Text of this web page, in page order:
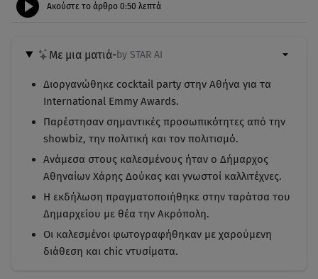
Ακούστε το άρθρο 0:50 λεπτά
Με μια ματιά-by STAR AI
Διοργανώθηκε cocktail party στην Αθήνα για τα
International Emmy Awards.
Παρέστησαν σημαντικές προσωπικότητες από την
showbiz, την πολιτική και τον πολιτισμό.
Ανάμεσα στους καλεσμένους ήταν ο Δήμαρχος
Αθηναίων Χάρης Δούκας και γνωστοί καλλιτέχνες.
Η εκδήλωση πραγματοποιήθηκε στην ταράτσα του
Δημαρχείου με θέα την Ακρόπολη.
Οι καλεσμένοι φωτογραφήθηκαν με χαρούμενη
διάθεση και chic ντυσίματα.